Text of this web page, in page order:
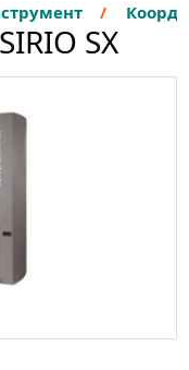
SX